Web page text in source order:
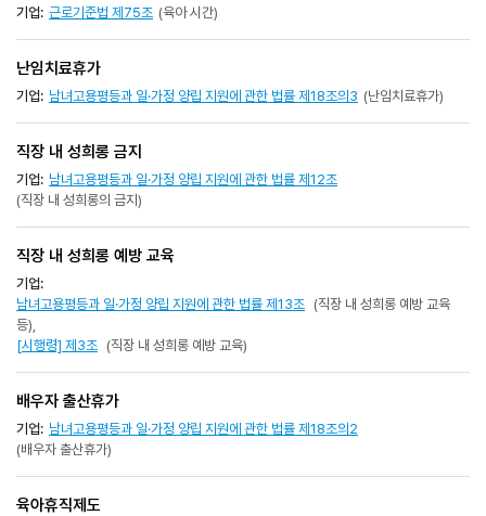
기업: 근로기준법 제75조 (육아 시간)
난임치료휴가
기업: 남녀고용평등과 일·가정 양립 지원에 관한 법률 제18조의3 (난임치료휴가)
직장 내 성희롱 금지
기업: 남녀고용평등과 일·가정 양립 지원에 관한 법률 제12조
(직장 내 성희롱의 금지)
직장 내 성희롱 예방 교육
기업:
남녀고용평등과 일·가정 양립 지원에 관한 법률 제13조 (직장 내 성희롱 예방 교육
등),
[시행령] 제3조 (직장 내 성희롱 예방 교육)
배우자 출산휴가
기업: 남녀고용평등과 일·가정 양립 지원에 관한 법률 제18조의2
(배우자 출산휴가)
육아휴직제도